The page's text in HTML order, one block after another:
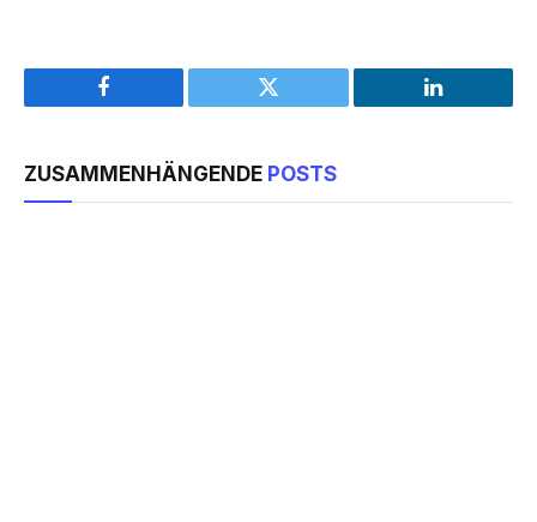
Facebook Twitter LinkedIn
ZUSAMMENHÄNGENDE POSTS